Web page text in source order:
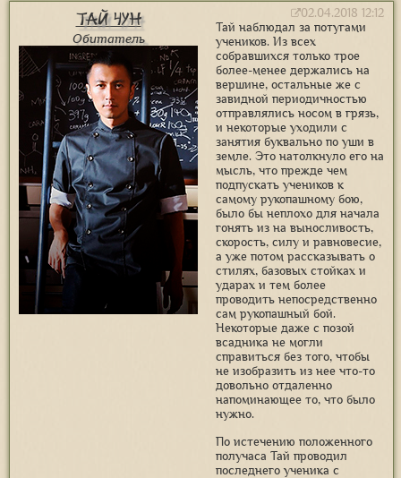
Тай Чун
Обитатель
02.04.2018 12:12
Тай наблюдал за потугами
учеников. Из всех
собравшихся только трое
более-менее держались на
вершине, остальные же с
завидной периодичностью
отправлялись носом в грязь,
и некоторые уходили с
занятия буквально по уши в
земле. Это натолкнуло его на
мысль, что прежде чем
подпускать учеников к
самому рукопашному бою,
было бы неплохо для начала
гонять из на выносливость,
скорость, силу и равновесие,
а уже потом рассказывать о
стилях, базовых стойках и
ударах и тем более
проводить непосредственно
сам рукопашный бой.
Некоторые даже с позой
всадника не могли
справиться без того, чтобы
не изобразить из нее что-то
довольно отдаленно
напоминающее то, что было
нужно.
По истечению положенного
получаса Тай проводил
последнего ученика с